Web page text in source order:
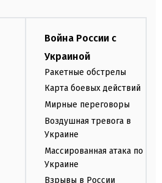
Война России с
Украиной
Ракетные обстрелы
Карта боевых действий
Мирные переговоры
Воздушная тревога в
Украине
Массированная атака по
Украине
Взрывы в России